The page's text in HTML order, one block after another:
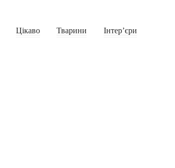
Цікаво Тварини Інтер’єри